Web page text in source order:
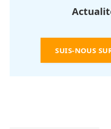
SUIS-NOUS